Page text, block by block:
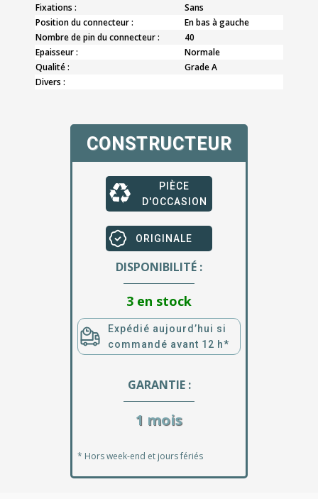
Fixations :
Sans
Position du connecteur :
En bas à gauche
Nombre de pin du connecteur :
40
Epaisseur :
Normale
Qualité :
Grade A
Divers :
CONSTRUCTEUR
PIÈCE
D'OCCASION
ORIGINALE
DISPONIBILITÉ :
3 en stock
Expédié aujourd’hui si
commandé avant 12 h*
GARANTIE :
1 mois
* Hors week-end et jours fériés